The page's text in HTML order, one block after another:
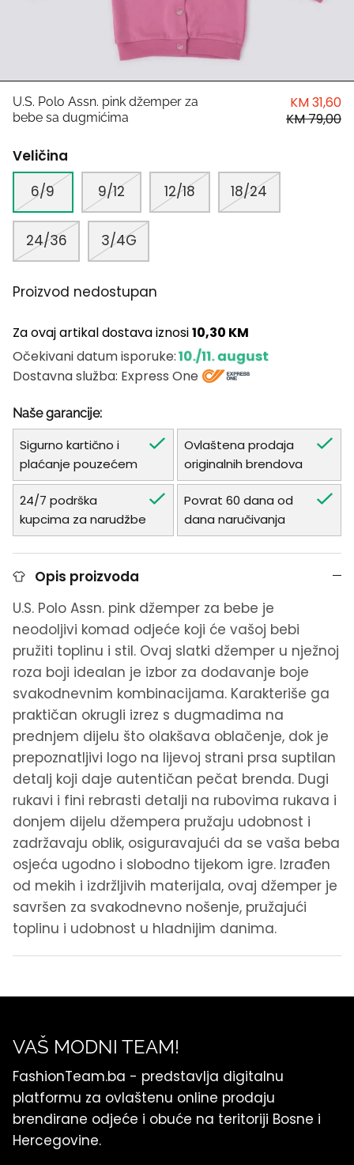
LIU JO
Harvard
U.S. Polo Assn. pink džemper za
bebe sa dugmićima
KM 31,60
KM 79,00
Veličina
6/9
9/12 12/18 18/24
24/36 3/4G
Proizvod nedostupan
Za ovaj artikal dostava iznosi10,30 KM
Očekivani datum isporuke: 10./11. august
Dostavna služba: Express One
Naše garancije:
Sigurno kartično i
plaćanje pouzećem
Ovlaštena prodaja
originalnih brendova
24/7 podrška
kupcima za narudžbe
Povrat 60 dana od
dana naručivanja
Opis proizvoda
U.S. Polo Assn. pink džemper za bebe je
neodoljivi komad odjeće koji će vašoj bebi
pružiti toplinu i stil. Ovaj slatki džemper u nježnoj
roza boji idealan je izbor za dodavanje boje
svakodnevnim kombinacijama. Karakteriše ga
praktičan okrugli izrez s dugmadima na
prednjem dijelu što olakšava oblačenje, dok je
prepoznatljivi logo na lijevoj strani prsa suptilan
detalj koji daje autentičan pečat brenda. Dugi
rukavi i fini rebrasti detalji na rubovima rukava i
donjem dijelu džempera pružaju udobnost i
zadržavaju oblik, osiguravajući da se vaša beba
osjeća ugodno i slobodno tijekom igre. Izrađen
od mekih i izdržljivih materijala, ovaj džemper je
savršen za svakodnevno nošenje, pružajući
toplinu i udobnost u hladnijim danima.
VAŠ MODNI TEAM!
FashionTeam.ba - predstavlja digitalnu
platformu za ovlaštenu online prodaju
brendirane odjeće i obuće na teritoriji Bosne i
Hercegovine.